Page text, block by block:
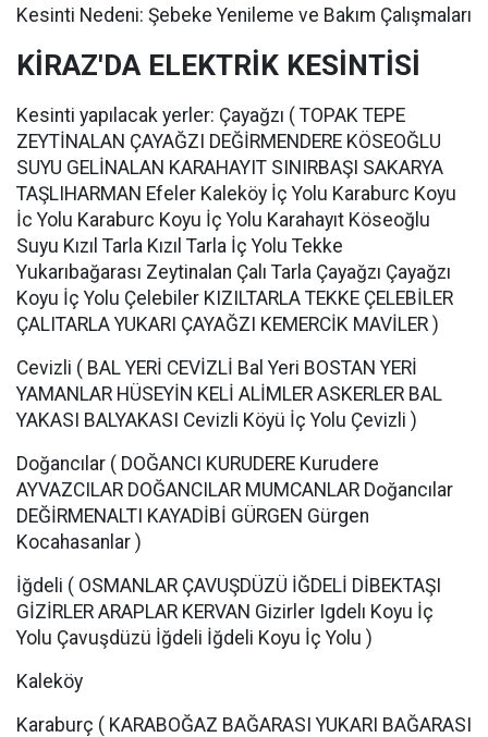
Kesinti Nedeni: Şebeke Yenileme ve Bakım Çalışmaları
KİRAZ'DA ELEKTRİK KESİNTİSİ
Kesinti yapılacak yerler: Çayağzı ( TOPAK TEPE
ZEYTİNALAN ÇAYAĞZI DEĞİRMENDERE KÖSEOĞLU
SUYU GELİNALAN KARAHAYIT SINIRBAŞI SAKARYA
TAŞLIHARMAN Efeler Kaleköy İç Yolu Karaburc Koyu
İc Yolu Karaburc Koyu İç Yolu Karahayıt Köseoğlu
Suyu Kızıl Tarla Kızıl Tarla İç Yolu Tekke
Yukarıbağarası Zeytinalan Çalı Tarla Çayağzı Çayağzı
Koyu İç Yolu Çelebiler KIZILTARLA TEKKE ÇELEBİLER
ÇALITARLA YUKARI ÇAYAĞZI KEMERCİK MAVİLER )
Cevizli ( BAL YERİ CEVİZLİ Bal Yeri BOSTAN YERİ
YAMANLAR HÜSEYİN KELİ ALİMLER ASKERLER BAL
YAKASI BALYAKASI Cevizli Köyü İç Yolu Çevizli )
Doğancılar ( DOĞANCI KURUDERE Kurudere
AYVAZCILAR DOĞANCILAR MUMCANLAR Doğancılar
DEĞİRMENALTI KAYADİBİ GÜRGEN Gürgen
Kocahasanlar )
İğdeli ( OSMANLAR ÇAVUŞDÜZÜ İĞDELİ DİBEKTAŞI
GİZİRLER ARAPLAR KERVAN Gizirler Igdelı Koyu İç
Yolu Çavuşdüzü İğdeli İğdeli Koyu İç Yolu )
Kaleköy
Karaburç ( KARABOĞAZ BAĞARASI YUKARI BAĞARASI